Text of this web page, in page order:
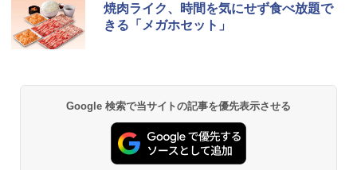
[山善] スチームオーブンレンジ 25L 一人
暮らし 二人暮らし フラットテーブル ス
チーム調理 自動メニュー19種搭載 角皿
シャープ 過熱水蒸気 オーブンレンジ 23
L 1段調理 ブラック RE-WF232-B シンプ
ル操作 コンパクト 一人暮らし 二人暮ら
焼肉ライク、時間を気にせず食べ放題で
きる「メガホセット」
Google 検索で当サイトの記事を優先表示させる